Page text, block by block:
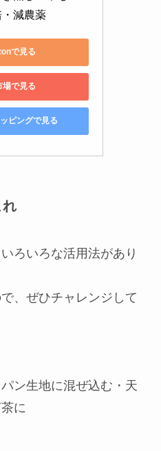
減農薬
で見る
場で見る
ピングで見る
れ
ろいろな活用法があり
、ぜひチャレンジして
ン生地に混ぜ込む・天
に